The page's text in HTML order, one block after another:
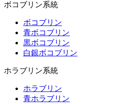
ボコブリン系統
ボコブリン
青ボコブリン
黒ボコブリン
白銀ボコブリン
ホラブリン系統
ホラブリン
青ホラブリン